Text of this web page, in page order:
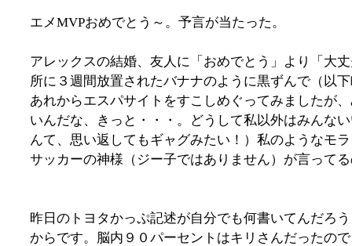
エメMVPおめでとう～。予言が当たった。
アレックスの結婚、友人に「おめでとう」より「大
所に３週間放置されたバナナのように黒ずんで（以
あれからエスパサイトをすこしめぐってみましたが
いんだな、きっと・・・。どうして私以外はみんな
んて、思い返してもギャグみたい！）私のようなモ
サッカーの神様（ジー子ではありません）が言って
昨日のトヨタかっぷ記述が自分でも何書いてんだろ
からです。脳内９０パーセントはキリさんだったの